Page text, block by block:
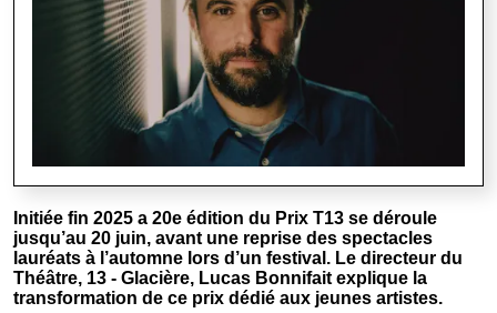
Initiée fin 2025 a 20e édition du Prix T13 se déroule
jusqu’au 20 juin, avant une reprise des spectacles
lauréats à l’automne lors d’un festival. Le directeur du
Théâtre, 13 - Glacière, Lucas Bonnifait explique la
transformation de ce prix dédié aux jeunes artistes.